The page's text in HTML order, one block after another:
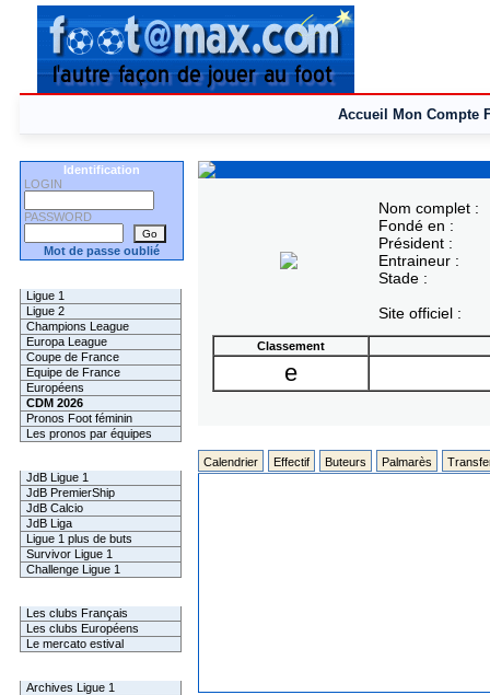
Accueil Mon Compte
Identification
LOGIN
PASSWORD
Mot de passe oublié
Ligue 1
Ligue 2
Champions League
Europa League
Coupe de France
Equipe de France
Européens
CDM 2026
Pronos Foot féminin
Les pronos par équipes
JdB Ligue 1
JdB PremierShip
JdB Calcio
JdB Liga
Ligue 1 plus de buts
Survivor Ligue 1
Challenge Ligue 1
Les clubs Français
Les clubs Européens
Le mercato estival
Archives Ligue 1
Nom complet :
Fondé en :
Président :
Entraineur :
Stade :
Site officiel :
Classement
e
Calendrier Effectif Buteurs Palmarès